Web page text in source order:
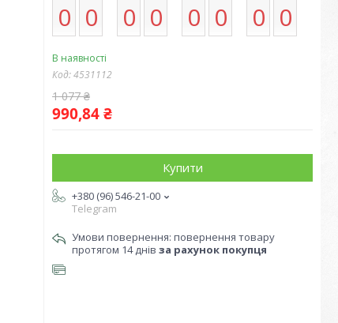
0 0 0 0 0 0 0 0
В наявності
Код:4531112
1 077 ₴
990,84 ₴
Купити
+380 (96) 546-21-00
Telegram
повернення товару
протягом 14 днів за рахунок покупця